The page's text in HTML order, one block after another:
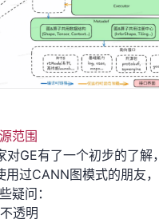
范围
对GE有了一个初步的了解
用过CANN图模式的朋友
疑问 ：
透明